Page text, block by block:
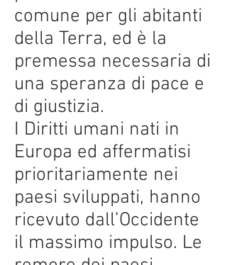
comune per gli abitanti
della Terra, ed è la
premessa necessaria di
una speranza di pace e
di giustizia.
I Diritti umani nati in
Europa ed affermatisi
prioritariamente nei
paesi sviluppati, hanno
ricevuto dall’Occidente
il massimo impulso. Le